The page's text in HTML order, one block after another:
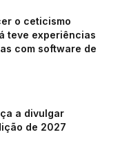
o ceticismo
teve experiências
com software de
a divulgar
de 2027